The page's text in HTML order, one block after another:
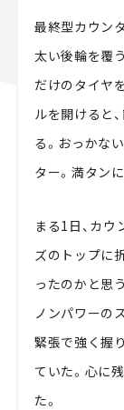
最終型カウン
太い後輪を覆
だけのタイヤ
ルを開けると
る。おっかな
ター。満タン
まる1日、カ
ズのトップに
ったのかと思
ノンパワーの
緊張で強く握
ていた。心に
た。